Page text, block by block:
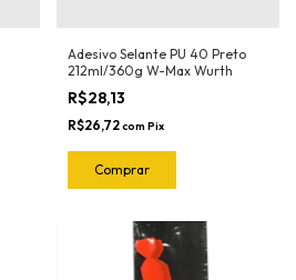
Adesivo Selante PU 40 Preto
212ml/360g W-Max Wurth
R$28,13
R$26,72com Pix